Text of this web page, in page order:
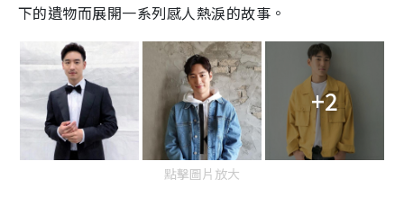
下的遺物而展開一系列感人熱淚的故事 。
+2
點擊圖片放大